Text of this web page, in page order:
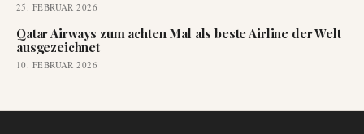
25. FEBRUAR 2026
Qatar Airways zum achten Mal als beste Airline der Welt
ausgezeichnet
10. FEBRUAR 2026